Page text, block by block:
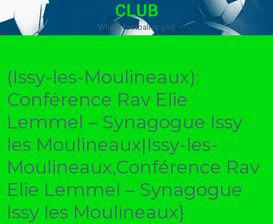
CLUB
Where football is god
(Issy-les-Moulineaux):
Conférence Rav Elie
Lemmel – Synagogue Issy
les Moulineaux|Issy-les-
Moulineaux,Conférence Rav
Elie Lemmel – Synagogue
Issy les Moulineaux}